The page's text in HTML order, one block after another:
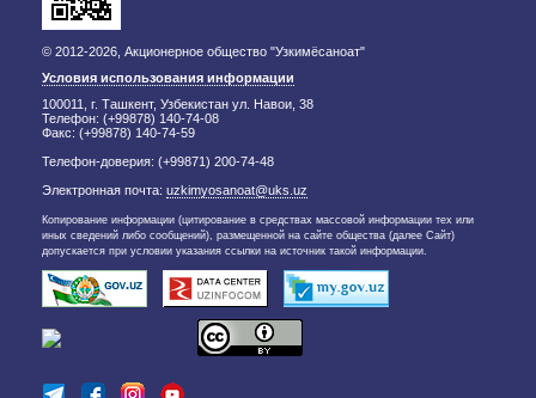
© 2012-2026, Акционерное общество "Узкимёсаноат"
Условия использования информации
100011, г. Ташкент, Узбекистан ул. Навои, 38
Телефон: (+99878) 140-74-08
Факс: (+99878) 140-74-59
Телефон-доверия: (+99871) 200-74-48
Электронная почта: uzkimyosanoat@uks.uz
Копирование информации (цитирование в средствах массовой информации тех или
иных сведений либо сообщений), размещенной на сайте общества (далее Сайт)
допускается при условии указания ссылки на источник такой информации.